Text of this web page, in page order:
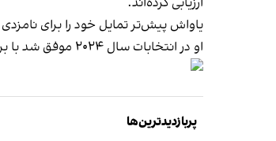
یاواش پیش‌تر تمایل خود را برای
او در انتخابات سال ۲۰۲۴ موفق شد با برتری چشمگیر بر نامزد حزب عدالت و توسعه، وابسته به اردوغان، بار دیگر کرسی شهرداری آنکارا را به دست آورد.
پربازدیدترین‌ها